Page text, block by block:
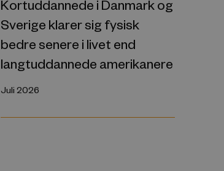
Kortuddannede i Danmark og
Sverige klarer sig fysisk
bedre senere i livet end
langtuddannede amerikanere
Juli 2026